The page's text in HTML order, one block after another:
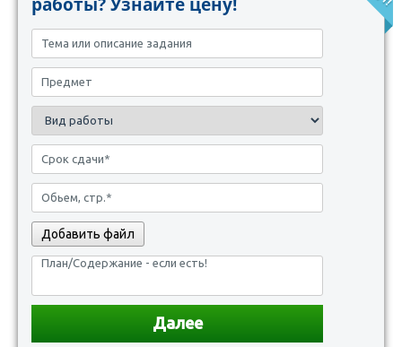
Добавить файл